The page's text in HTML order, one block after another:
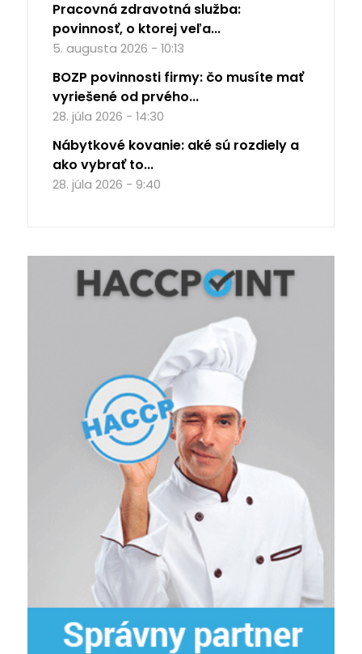
Pracovná zdravotná služba:
povinnosť, o ktorej veľa...
5. augusta 2026 - 10:13
BOZP povinnosti firmy: čo musíte mať
vyriešené od prvého...
28. júla 2026 - 14:30
Nábytkové kovanie: aké sú rozdiely a
ako vybrať to...
28. júla 2026 - 9:40